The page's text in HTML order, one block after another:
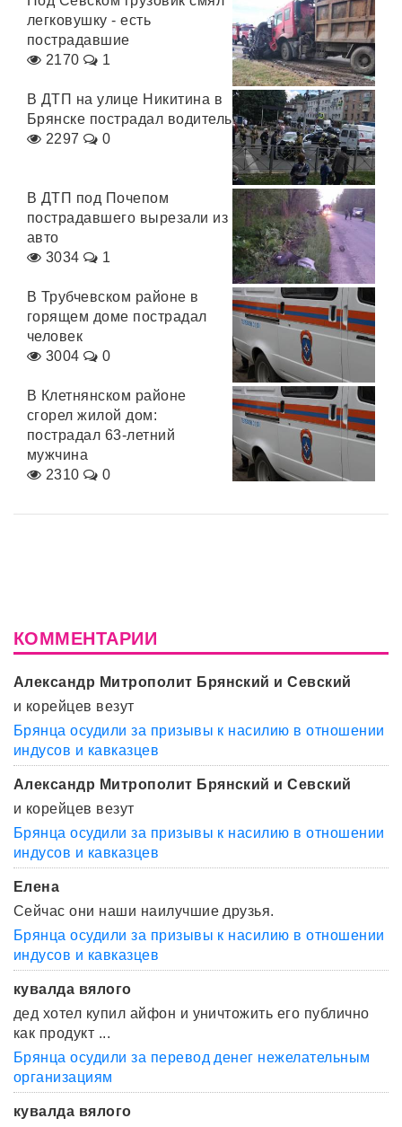
легковушку - есть
пострадавшие
2170
1
В ДТП на улице Никитина в
Брянске пострадал водитель
2297
0
В ДТП под Почепом
пострадавшего вырезали из
авто
3034
1
В Трубчевском районе в
горящем доме пострадал
человек
3004
0
В Клетнянском районе
сгорел жилой дом:
пострадал 63-летний
мужчина
2310
0
КОММЕНТАРИИ
Александр Митрополит Брянский и Севский
и корейцев везут
Брянца осудили за призывы к насилию в отношении
индусов и кавказцев
Александр Митрополит Брянский и Севский
и корейцев везут
Брянца осудили за призывы к насилию в отношении
индусов и кавказцев
Елена
Сейчас они наши наилучшие друзья.
Брянца осудили за призывы к насилию в отношении
индусов и кавказцев
кувалда вялого
дед хотел купил айфон и уничтожить его публично
как продукт ...
Брянца осудили за перевод денег нежелательным
организациям
кувалда вялого